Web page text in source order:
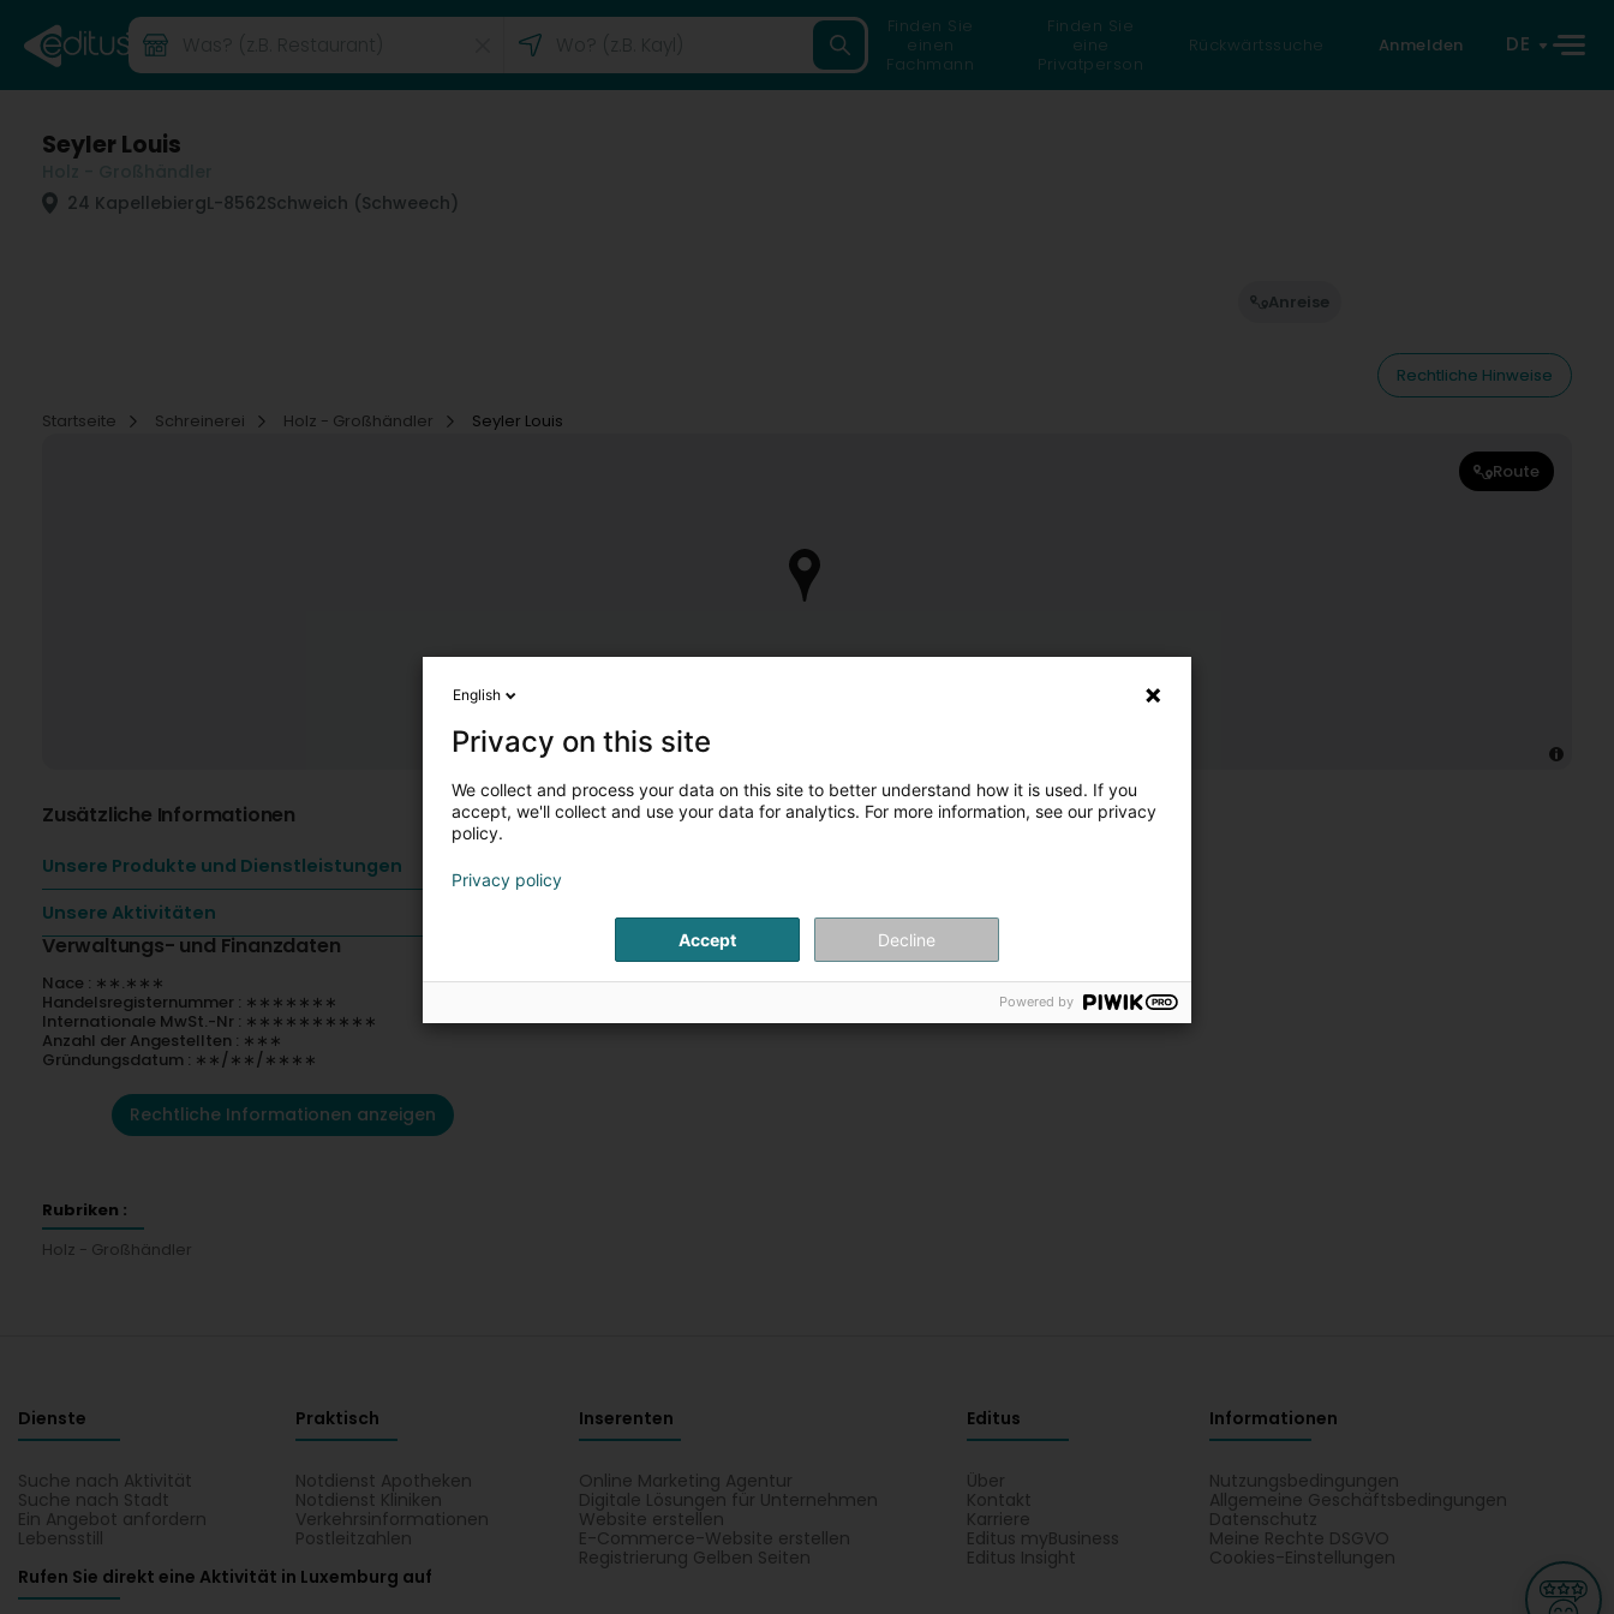
Finden Sie
einen
Fachmann
Finden Sie
eine
Privatperson
Rückwärtssuche Anmelden DE
Seyler Louis
24 KapellebiergL-8562Schweich (Schweech)
Anreise
Rechtliche Hinweise
Startseite
Schreinerei Holz - Großhändler Seyler Louis
Route
Zusätzliche Informationen
Unsere Produkte und Dienstleistungen
Unsere Aktivitäten
Verwaltungs- und Finanzdaten
Nace : ∗∗.∗∗∗
Handelsregisternummer : ∗∗∗∗∗∗∗
Internationale MwSt.-Nr : ∗∗∗∗∗∗∗∗∗∗
Anzahl der Angestellten : ∗∗∗
Gründungsdatum : ∗∗/∗∗/∗∗∗∗
Rechtliche Informationen anzeigen
Rubriken :
Holz - Großhändler
Dienste
Suche nach Aktivität
Suche nach Stadt
Ein Angebot anfordern
Lebensstill
Praktisch
Notdienst Apotheken
Notdienst Kliniken
Verkehrsinformationen
Postleitzahlen
Inserenten
Online Marketing Agentur
Digitale Lösungen für Unternehmen
Website erstellen
E-Commerce-Website erstellen
Registrierung Gelben Seiten
Editus
Über
Kontakt
Karriere
Editus myBusiness
Editus Insight
Informationen
Nutzungsbedingungen
Allgemeine Geschäftsbedingungen
Datenschutz
Meine Rechte DSGVO
Cookies-Einstellungen
Rufen Sie direkt eine Aktivität in Luxemburg auf
English
Privacy on this site
We collect and process your data on this site to better understand how it is used. If you
accept, we'll collect and use your data for analytics. For more information, see our privacy
policy.
Privacy policy
Accept Decline
Powered by